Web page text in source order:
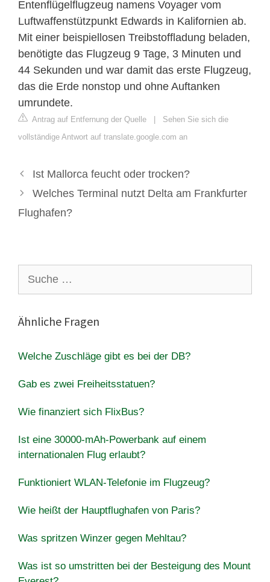
Entenflügelflugzeug namens Voyager vom
Luftwaffenstützpunkt Edwards in Kalifornien ab.
Mit einer beispiellosen Treibstoffladung beladen,
benötigte das Flugzeug 9 Tage, 3 Minuten und
44 Sekunden und war damit das erste Flugzeug,
das die Erde nonstop und ohne Auftanken
umrundete.
Antrag auf Entfernung der Quelle | Sehen Sie sich die
vollständige Antwort auf translate.google.com an
Ist Mallorca feucht oder trocken?
Welches Terminal nutzt Delta am Frankfurter
Flughafen?
nach:
Ähnliche Fragen
Welche Zuschläge gibt es bei der DB?
Gab es zwei Freiheitsstatuen?
Wie finanziert sich FlixBus?
Ist eine 30000-mAh-Powerbank auf einem
internationalen Flug erlaubt?
Funktioniert WLAN-Telefonie im Flugzeug?
Wie heißt der Hauptflughafen von Paris?
Was spritzen Winzer gegen Mehltau?
Was ist so umstritten bei der Besteigung des Mount